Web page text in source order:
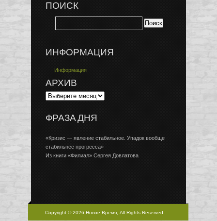
ПОИСК
ИНФОРМАЦИЯ
Информация
АРХИВ
ФРАЗА ДНЯ
«Кризис — явление стабильное. Упадок вообще
стабильнее прогресса»
Из книги «Филиал» Сергея Довлатова
Copyright © 2026 Новое Время, All Rights Reserved.